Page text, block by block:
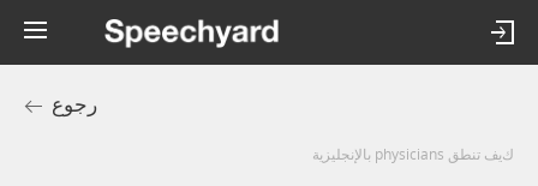
رجوع
كيف تنطق physicians بالإنجليزية